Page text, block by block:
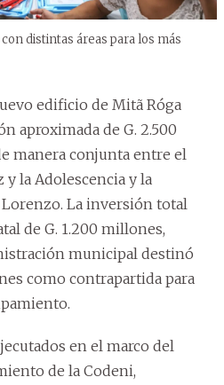
distintas áreas para los más
edificio de Mitã Róga
aproximada de G. 2.500
manera conjunta entre el
la Adolescencia y la
La inversión total
de G. 1.200 millones,
municipal destinó
como contrapartida para
en el marco del
de la Codeni,